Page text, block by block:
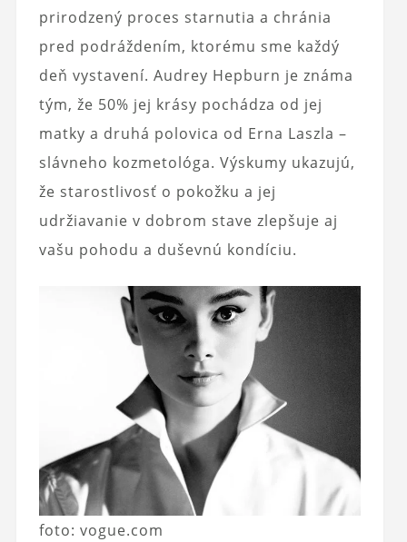
prirodzený proces starnutia a chránia
pred podráždením, ktorému sme každý
deň vystavení. Audrey Hepburn je známa
tým, že 50% jej krásy pochádza od jej
matky a druhá polovica od Erna Laszla –
slávneho kozmetológa. Výskumy ukazujú,
že starostlivosť o pokožku a jej
udržiavanie v dobrom stave zlepšuje aj
vašu pohodu a duševnú kondíciu.
foto: vogue.com